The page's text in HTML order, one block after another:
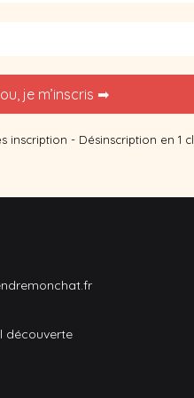
inscription - Désinscription en 1
découverte